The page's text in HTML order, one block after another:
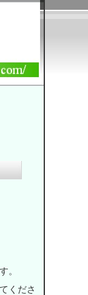
。
くださ